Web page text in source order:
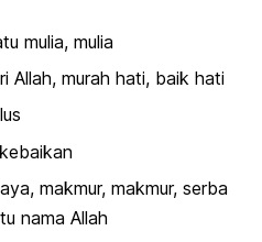
mulia, mulia
Allah, murah hati, baik hati
makmur, makmur, serba
nama Allah